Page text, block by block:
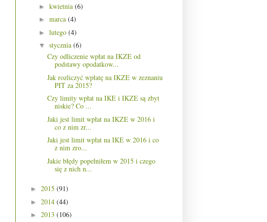
► kwietnia (6)
► marca (4)
► lutego (4)
▼ stycznia (6)
Czy odliczenie wpłat na IKZE od
podstawy opodatkow...
Jak rozliczyć wpłatę na IKZE w zeznaniu
PIT za 2015?
Czy limity wpłat na IKE i IKZE są zbyt
niskie? Co ...
Jaki jest limit wpłat na IKZE w 2016 i
co z nim zr...
Jaki jest limit wpłat na IKE w 2016 i co
z nim zro...
Jakie błędy popełniłem w 2015 i czego
się z nich n...
► 2015 (91)
► 2014 (44)
► 2013 (106)